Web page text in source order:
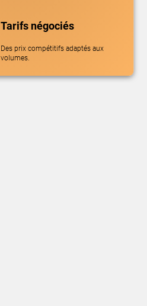
Tarifs négociés
Des prix compétitifs adaptés aux
volumes.